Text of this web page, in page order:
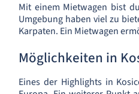
Mit einem Mietwagen bist
Umgebung haben viel zu
Karpaten. Ein Mietwagen
Möglichkeiten in
Eines der Highlights in